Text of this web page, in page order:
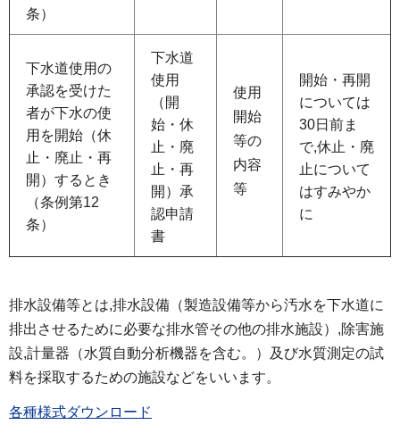
条）
下水道使用の
承認を受けた
者が下水の使
用を開始（休
止・廃止・再
開）するとき
（条例第12
条）
下水道
使用
（開
始・休
止・廃
止・再
開）承
認申請
書
使用
開始
等の
内容
等
開始・再開
については
30日前ま
で,休止・廃
止について
はすみやか
に
排水設備等とは,排水設備（製造設備等から汚水を下水道に
排出させるために必要な排水管その他の排水施設）,除害施
設,計量器（水質自動分析機器を含む。）及び水質測定の試
料を採取するための施設などをいいます。
各種様式ダウンロード